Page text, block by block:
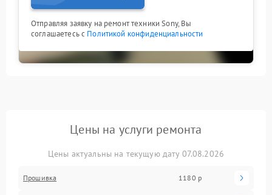
Отправляя заявку на ремонт техники Sony, Вы
соглашаетесь с Политикой конфиденциальности
Цены на услуги ремонта
Цены актуальны на текущую дату 07.08.2026
Прошивка 1180 р